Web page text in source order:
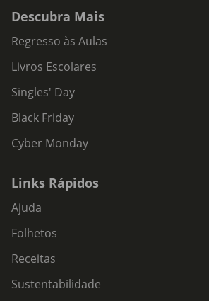
Descubra Mais
Regresso às Aulas
Livros Escolares
Singles' Day
Black Friday
Cyber Monday
Links Rápidos
Ajuda
Folhetos
Receitas
Sustentabilidade